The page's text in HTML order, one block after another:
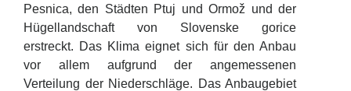
Pesnica, den Städten Ptuj und Ormož und der
Hügellandschaft von Slovenske gorice
erstreckt. Das Klima eignet sich für den Anbau
vor allem aufgrund der angemessenen
Verteilung der Niederschläge. Das Anbaugebiet